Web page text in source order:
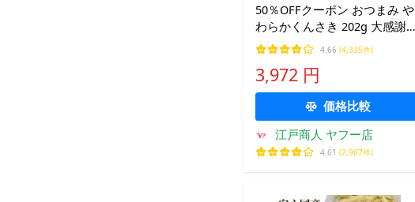
50％OFFクーポン おつまみ や
わらかくんさき 202g 大感謝
170,740袋突破 北海道 函館製
造 さきいか 燻製 珍味 お取り
寄せ 乾き物 誕生日 非常食 保
存食
4.66 (4,335件)
3,972 円
価格比較
江戸商人 ヤフー店
4.61 (2,967件)